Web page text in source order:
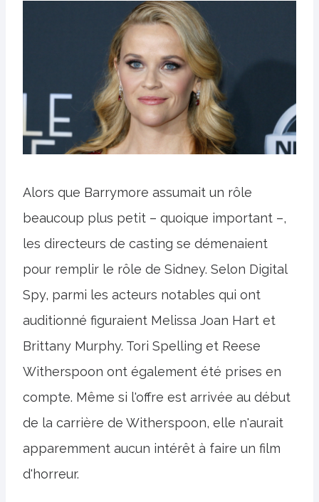
Alors que Barrymore assumait un rôle
beaucoup plus petit – quoique important –,
les directeurs de casting se démenaient
pour remplir le rôle de Sidney. Selon Digital
Spy, parmi les acteurs notables qui ont
auditionné figuraient Melissa Joan Hart et
Brittany Murphy. Tori Spelling et Reese
Witherspoon ont également été prises en
compte. Même si l'offre est arrivée au début
de la carrière de Witherspoon, elle n'aurait
apparemment aucun intérêt à faire un film
d'horreur.